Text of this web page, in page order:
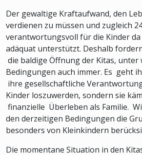
Der gewaltige Kraftaufwand, den
verdienen zu müssen und zugleich
verantwortungsvoll für die Kinder
adäquat unterstützt. Deshalb
die baldige Öffnung der Kitas, unter
Bedingungen auch immer. Es geht
ihre gesellschaftliche
Kinder loszuwerden, sondern sie
finanzielle Überleben als Familie.
den derzeitigen Bedingungen die
besonders von Kleinkindern
Die momentane Situation in den